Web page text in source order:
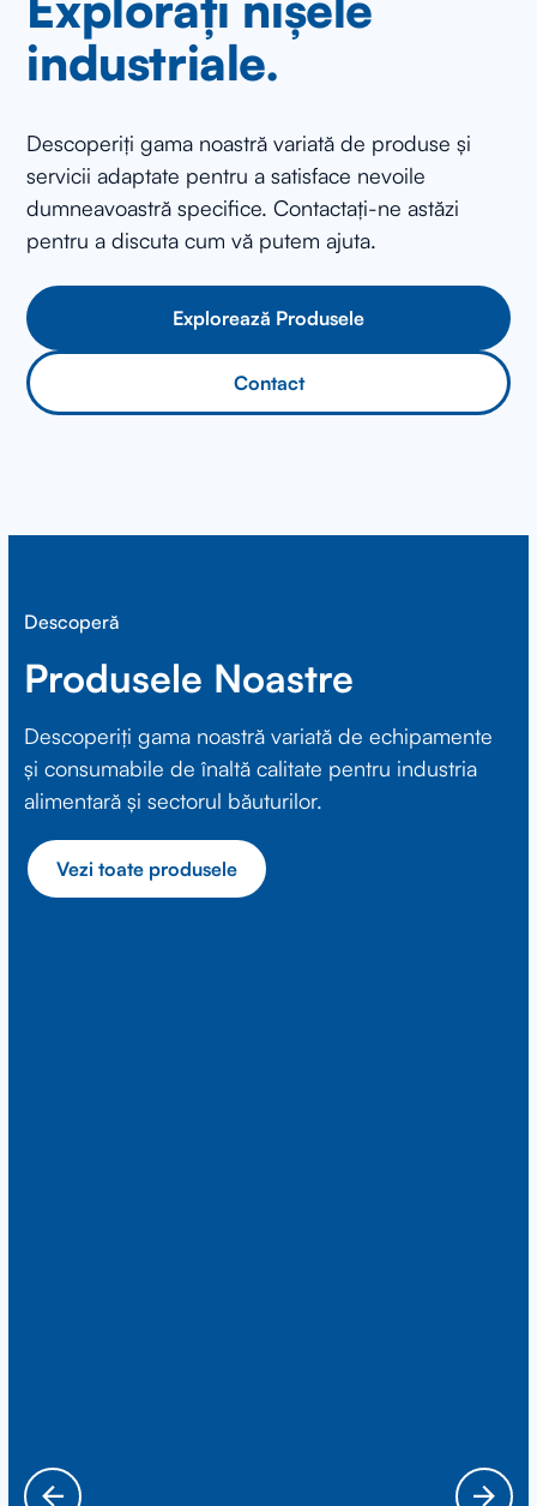
industriale.
Descoperiți gama noastră variată de produse și
servicii adaptate pentru a satisface nevoile
dumneavoastră specifice. Contactați-ne astăzi
pentru a discuta cum vă putem ajuta.
Explorează Produsele
Contact
Descoperă
Produsele Noastre
Descoperiți gama noastră variată de echipamente
și consumabile de înaltă calitate pentru industria
alimentară și sectorul băuturilor.
Vezi toate produsele